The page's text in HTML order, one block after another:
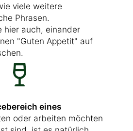
viele weitere
Phrasen.
hier auch, einander
"Guten Appetit" auf
eines
oder arbeiten möchten